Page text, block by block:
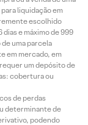
liquidação em
escolhido
e máximo de 999
uma parcela
em mercado, em
um depósito de
cobertura ou
de perdas
determinante de
podendo